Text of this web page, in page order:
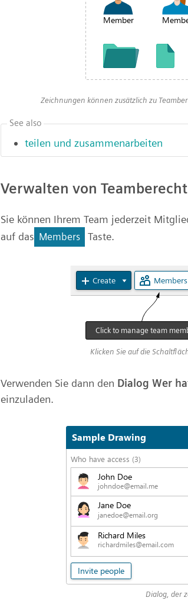
Zeichnungen können zusätzlich zu
teilen und zusammenarbeiten
See also
Verwalten von
Sie können Ihrem Team jederzeit
auf das Members Taste.
Klicken Sie auf die
Verwenden Sie dann den Dialog Wer
einzuladen.
Dialog, der